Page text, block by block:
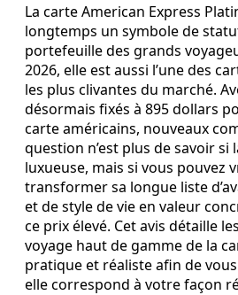
La carte American Express
longtemps un symbole de
portefeuille des grands
2026, elle est aussi l’une des
les plus clivantes du marché.
désormais fixés à 895 dollars
carte américains, nouveaux
question n’est plus de savoir si
luxueuse, mais si vous pouvez
transformer sa longue liste
et de style de vie en valeur
ce prix élevé. Cet avis détaille
voyage haut de gamme de la
pratique et réaliste afin de
elle correspond à votre façon